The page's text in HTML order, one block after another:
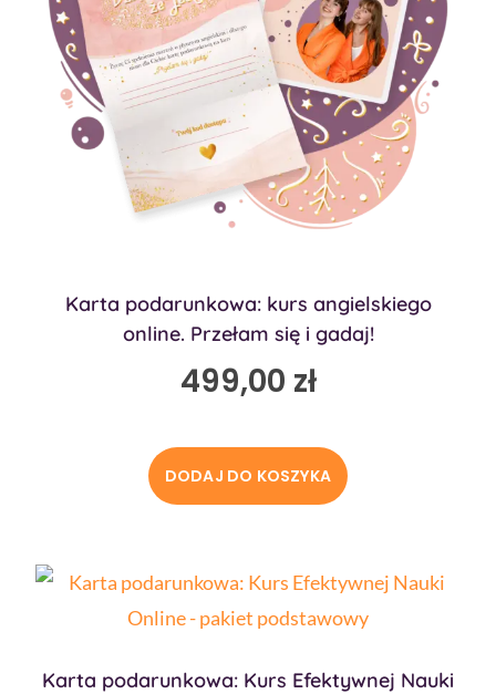
Karta podarunkowa: kurs angielskiego
online. Przełam się i gadaj!
499,00 zł
DODAJ DO KOSZYKA
Karta podarunkowa: Kurs Efektywnej Nauki